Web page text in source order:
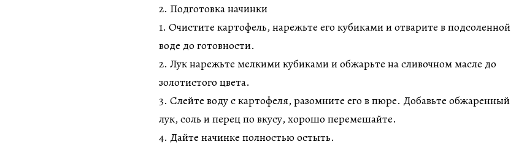
2. Подготовка начинки
1. Очистите картофель, нарежьте его кубиками и отварите в подсоленной
воде до готовности.
2. Лук нарежьте мелкими кубиками и обжарьте на сливочном масле до
золотистого цвета.
3. Слейте воду с картофеля, разомните его в пюре. Добавьте обжаренный
лук, соль и перец по вкусу, хорошо перемешайте.
4. Дайте начинке полностью остыть.